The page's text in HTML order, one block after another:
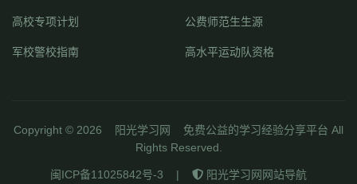
高校专项计划 公费师范生生源
军校警校指南 高水平运动队资格
Copyright © 2026 阳光学习网
免费公益的学习经验分享平台 All
Rights Reserved.
闽ICP备11025842号-3 | 阳光学习网网站导航